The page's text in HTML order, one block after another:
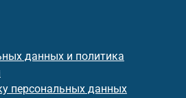
данных и политика
персональных данных